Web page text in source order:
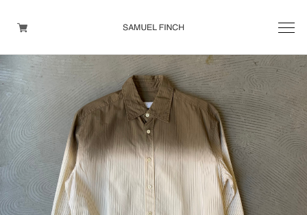
Men's
Maison Martin Margiela
Helmut Lang
Yohji Yamamoto